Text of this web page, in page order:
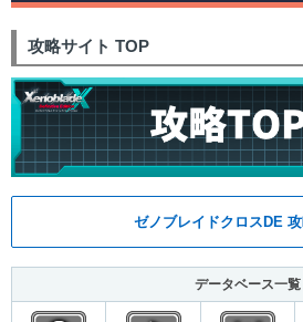
攻略サイト TOP
ゼノブレイドクロスDE
データベース一覧